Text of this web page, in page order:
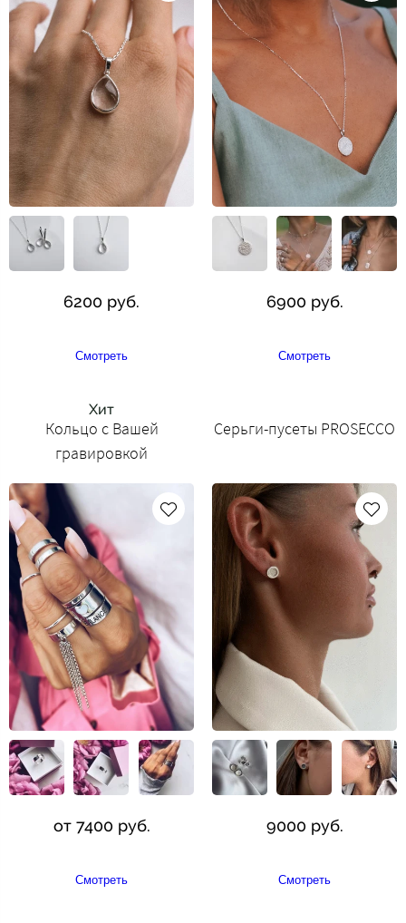
6200 руб.
Смотреть
6900 руб.
Смотреть
Хит
Кольцо с Вашей
гравировкой
от 7400 руб.
Смотреть
Серьги-пусеты PROSECCO
9000 руб.
Смотреть